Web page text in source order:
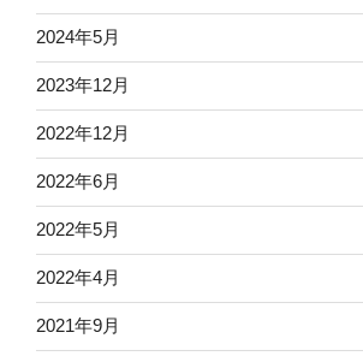
2024年5月
2023年12月
2022年12月
2022年6月
2022年5月
2022年4月
2021年9月